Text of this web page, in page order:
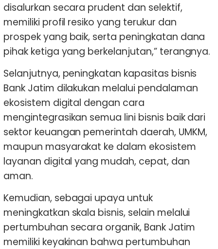
disalurkan secara prudent dan selektif,
memiliki profil resiko yang terukur dan
prospek yang baik, serta peningkatan dana
pihak ketiga yang berkelanjutan,” terangnya.
Selanjutnya, peningkatan kapasitas bisnis
Bank Jatim dilakukan melalui pendalaman
ekosistem digital dengan cara
mengintegrasikan semua lini bisnis baik dari
sektor keuangan pemerintah daerah, UMKM,
maupun masyarakat ke dalam ekosistem
layanan digital yang mudah, cepat, dan
aman.
Kemudian, sebagai upaya untuk
meningkatkan skala bisnis, selain melalui
pertumbuhan secara organik, Bank Jatim
memiliki keyakinan bahwa pertumbuhan